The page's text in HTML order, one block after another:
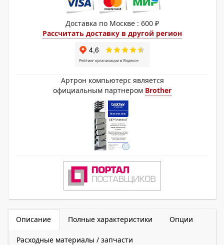
Доставка по Москве : 600 ₽
Рассчитать доставку в другой регион
Артрон компьютерс является
официальным партнером Brother
Описание Полные характеристики Опции
Расходные материалы / запчасти